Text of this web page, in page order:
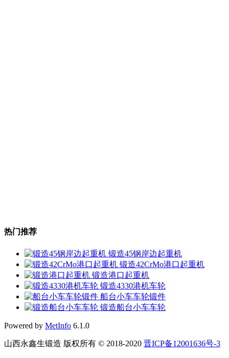
热门推荐
锻造45钢岸边起重机
锻造42CrMo港口起重机
锻造港口起重机
锻造4330港机车轮
船台小车车轮锻件
锻造船台小车车轮
Powered by MetInfo 6.1.0
山西永鑫生锻造 版权所有 © 2018-2020 晋ICP备12001636号-3